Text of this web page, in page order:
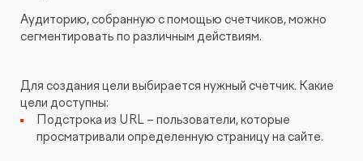
Аудиторию, собранную с помощью счетчиков, можно
сегментировать по различным действиям.
Для создания цели выбирается нужный счетчик. Какие
цели доступны:
Подстрока из URL – пользователи, которые
просматривали определенную страницу на сайте.